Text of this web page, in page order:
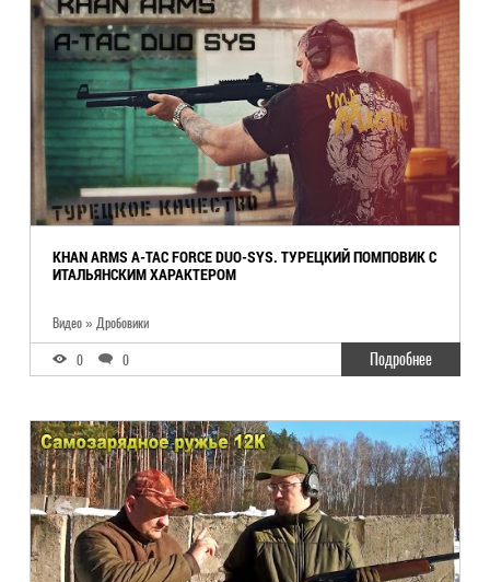
KHAN ARMS A-TAC FORCE DUO-SYS. ТУРЕЦКИЙ ПОМПОВИК С
ИТАЛЬЯНСКИМ ХАРАКТЕРОМ
Видео » Дробовики
0 0 Подробнее